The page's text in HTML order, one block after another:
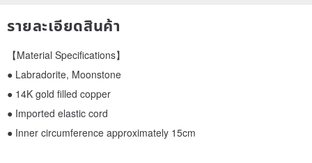
รายละเอียดสินค้า
【Material Specifications】
● Labradorite, Moonstone
● 14K gold filled copper
● Imported elastic cord
● Inner circumference approximately 15cm